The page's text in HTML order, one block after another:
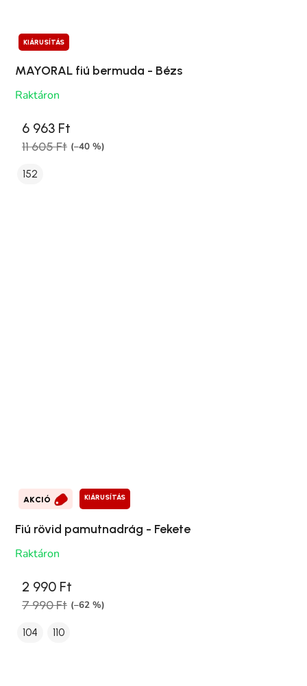
KIÁRUSÍTÁS
MAYORAL fiú bermuda - Bézs
Raktáron
6 963 Ft
11 605 Ft (–40 %)
152
AKCIÓ KIÁRUSÍTÁS
Fiú rövid pamutnadrág - Fekete
Raktáron
2 990 Ft
7 990 Ft (–62 %)
104 110